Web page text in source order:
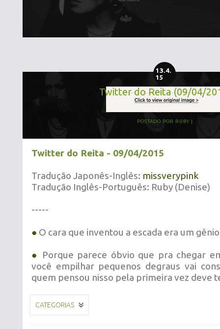
13.4.
15
Twitter do Reita (09/04/
POSTADO POR RUBY
Twitter do Reita - 09/04/2015
Tradução Japonês-Inglês: missverypink
Tradução Inglês-Português: Ruby (Denise)
-----
● O cara que inventou a escada era um gênio
●
Porque parece óbvio que pra chegar
você empilhar pequenos degraus vai
quem pensou nisso pela primeira vez deve
CATEGORIAS